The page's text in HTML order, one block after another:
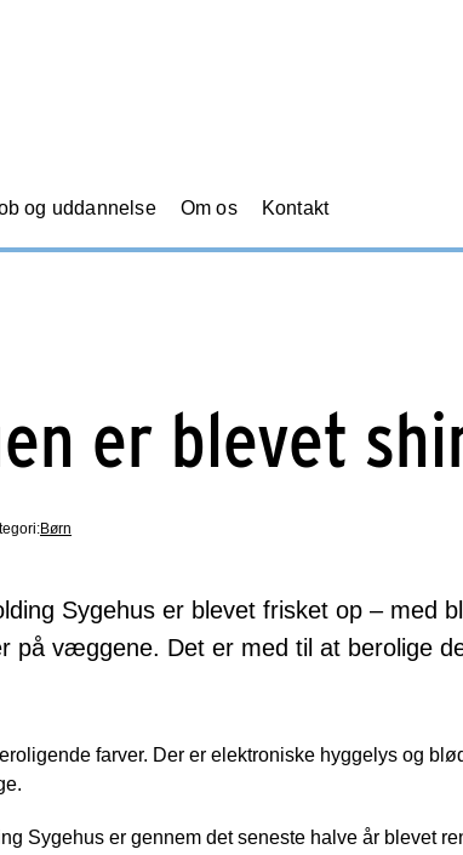
og uddannelse Om os Kontakt
er blevet
Børn
Sygehus er blevet frisket op – med
på væggene. Det er med til at berolige
farver. Der er elektroniske hyggelys og
Sygehus er gennem det seneste halve år blevet